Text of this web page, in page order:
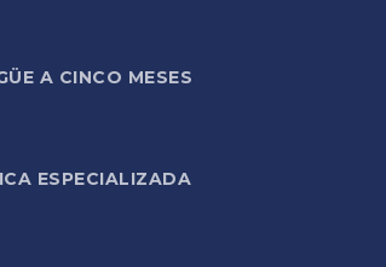
A CINCO MESES
ESPECIALIZADA